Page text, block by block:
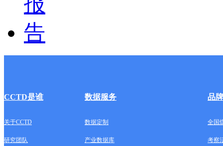
CCTD是谁 数据服务 品
关于CCTD 数据定制 全国
研究团队 产业数据库 考察